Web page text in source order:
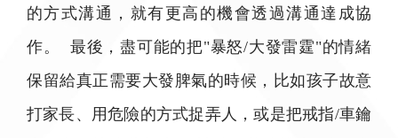
的方式溝通，就有更高的機會透過溝通達成協
作。 最後，盡可能的把"暴怒/大發雷霆"的情緒
保留給真正需要大發脾氣的時候，比如孩子故意
打家長、用危險的方式捉弄人，或是把戒指/車鑰